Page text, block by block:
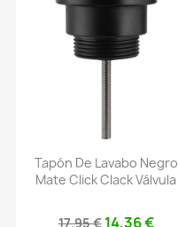
Tapón De Lavabo Negro
Mate Click Clack Válvula
17,95 € 14,36 €